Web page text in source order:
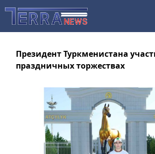
Президент Туркменистана
праздничных торжествах